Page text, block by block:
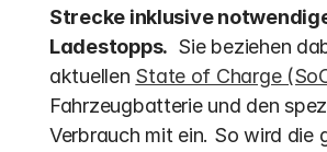
Strecke inklusive
Ladestopps.
Sie beziehen
aktuellen State of Charge
Fahrzeugbatterie und den